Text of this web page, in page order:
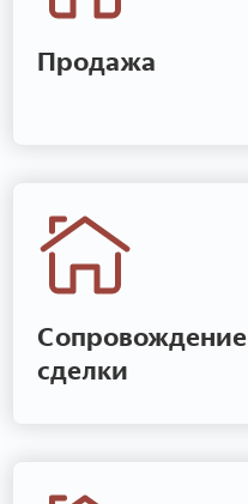
Продажа
Сопровождение
сделки